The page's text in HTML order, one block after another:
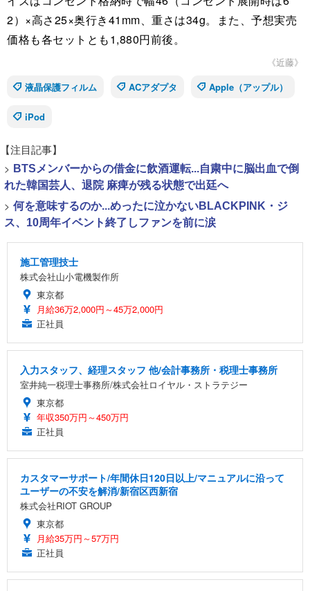
2）×高さ25×奥行き41mm、重さは34g。また、予想実売
価格も各セットとも1,880円前後。
《近藤》
液晶保護フィルム
ACアダプタ Apple（アップル）
iPod
【注目記事】
> BTSメンバーからの借金に飲酒運転...自粛中に脳出血で倒
れた韓国芸人、退院 麻痺が残る状態で出廷へ
> 何を意味するのか...めったに泣かないBLACKPINK・ジ
ス、10周年イベント終了しファンを前に涙
施工管理技士
株式会社山小電機製作所
東京都
月給36万2,000円～45万2,000円
正社員
入力スタッフ、経理スタッフ 他/会計事務所・税理士事務所
室井純一税理士事務所/株式会社ロイヤル・ストラテジー
東京都
年収350万円～450万円
正社員
カスタマーサポート/年間休日120日以上/マニュアルに沿って
ユーザーの不安を解消/新宿区西新宿
株式会社RIOT GROUP
東京都
月給35万円～57万円
正社員